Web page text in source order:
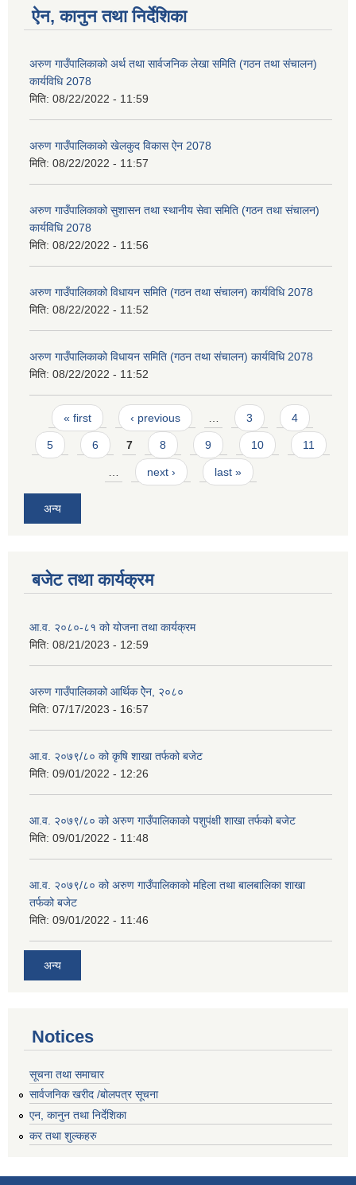
ऐन, कानुन तथा निर्देशिका
अरुण गाउँपालिकाको अर्थ तथा सार्वजनिक लेखा समिति (गठन तथा संचालन)
कार्यविधि 2078
मिति: 08/22/2022 - 11:59
अरुण गाउँपालिकाको खेलकुद विकास ऐन 2078
मिति: 08/22/2022 - 11:57
अरुण गाउँपालिकाको सुशासन तथा स्थानीय सेवा समिति (गठन तथा संचालन)
कार्यविधि 2078
मिति: 08/22/2022 - 11:56
अरुण गाउँपालिकाको विधायन समिति (गठन तथा संचालन) कार्यविधि 2078
मिति: 08/22/2022 - 11:52
अरुण गाउँपालिकाको विधायन समिति (गठन तथा संचालन) कार्यविधि 2078
मिति: 08/22/2022 - 11:52
Pages
« first ‹ previous 3 4
5 6 7 8 9 10 11
next › last »
अन्य
बजेट तथा कार्यक्रम
आ.व. २०८०-८१ को योजना तथा कार्यक्रम
मिति: 08/21/2023 - 12:59
अरुण गाउँपालिकाको आर्थिक ऐेन, २०८०
मिति: 07/17/2023 - 16:57
आ.व. २०७९/८० को कृषि शाखा तर्फको बजेट
मिति: 09/01/2022 - 12:26
आ.व. २०७९/८० को अरुण गाउँपालिकाको पशुपंक्षी शाखा तर्फको बजेट
मिति: 09/01/2022 - 11:48
आ.व. २०७९/८० को अरुण गाउँपालिकाको महिला तथा बालबालिका शाखा
तर्फको बजेट
मिति: 09/01/2022 - 11:46
अन्य
Notices
सूचना तथा समाचार
सार्वजनिक खरीद /बोलपत्र सूचना
एन, कानुन तथा निर्देशिका
कर तथा शुल्कहरु